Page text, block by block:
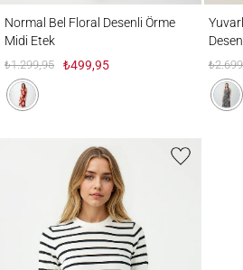
Normal Bel Floral Desenli Örme
Midi Etek
₺1.299,95 ₺499,95